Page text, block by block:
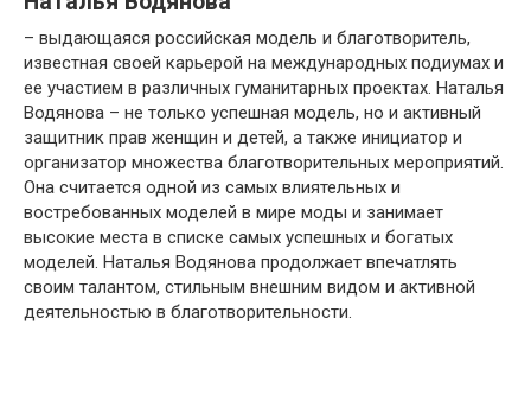
– выдающаяся российская модель и благотворитель,
известная своей карьерой на международных подиумах и
ее участием в различных гуманитарных проектах. Наталья
Водянова – не только успешная модель, но и активный
защитник прав женщин и детей, а также инициатор и
организатор множества благотворительных мероприятий.
Она считается одной из самых влиятельных и
востребованных моделей в мире моды и занимает
высокие места в списке самых успешных и богатых
моделей. Наталья Водянова продолжает впечатлять
своим талантом, стильным внешним видом и активной
деятельностью в благотворительности.